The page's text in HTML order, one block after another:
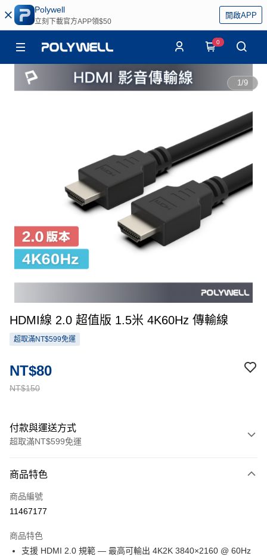
Polywell
立刻下載官方APP領$50
開啟APP
0
1/9
HDMI線 2.0 超值版 1.5米 4K60Hz 傳輸線
超取滿NT$599免運
NT$150
NT$80
付款與運送方式
超取滿NT$599免運
信用卡一次付款
超商取貨付款
Apple Pay
商品特色
商品編號
11467177
商品特色
支援 HDMI 2.0 規範 — 最高可輸出 4K2K 3840×2160 @ 60Hz